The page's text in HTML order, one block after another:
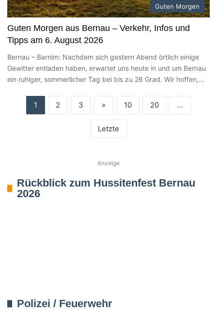
Guten Morgen
Guten Morgen aus Bernau – Verkehr, Infos und
Tipps am 6. August 2026
Bernau – Barnim: Nachdem sich gestern Abend örtlich einige
Gewitter entladen haben, erwartet uns heute in und um Bernau
ein ruhiger, sommerlicher Tag bei bis zu 26 Grad. Wir hoffen,…
1 2 3 » 10 20 ...
Letzte
Anzeige
Rückblick zum Hussitenfest Bernau
2026
Polizei / Feuerwehr